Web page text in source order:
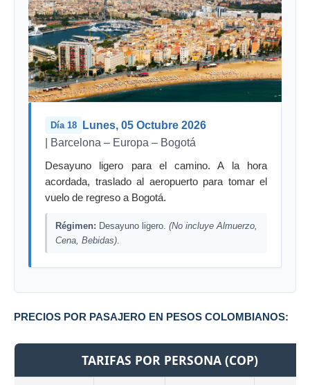
Día 18 Lunes, 05 Octubre 2026
| Barcelona – Europa – Bogotá
Desayuno ligero para el camino. A la hora
acordada, traslado al aeropuerto para tomar el
vuelo de regreso a Bogotá.
Régimen: Desayuno ligero. (No incluye Almuerzo,
Cena, Bebidas)
PRECIOS POR PASAJERO EN PESOS COLOMBIANOS:
TARIFAS POR PERSONA (COP)